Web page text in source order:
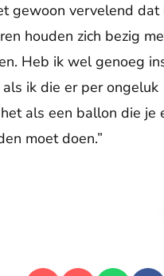
gewoon vervelend dat
houden zich bezig
Heb ik wel genoeg
ik die er per ongeluk
als een ballon die je
moet doen.”